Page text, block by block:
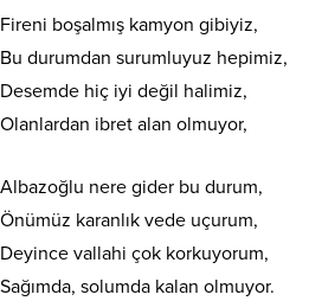
Fireni boşalmış kamyon gibiyiz,
Bu durumdan surumluyuz hepimiz,
Desemde hiç iyi değil halimiz,
Olanlardan ibret alan olmuyor,
Albazoğlu nere gider bu durum,
Önümüz karanlık vede uçurum,
Deyince vallahi çok korkuyorum,
Sağımda, solumda kalan olmuyor.